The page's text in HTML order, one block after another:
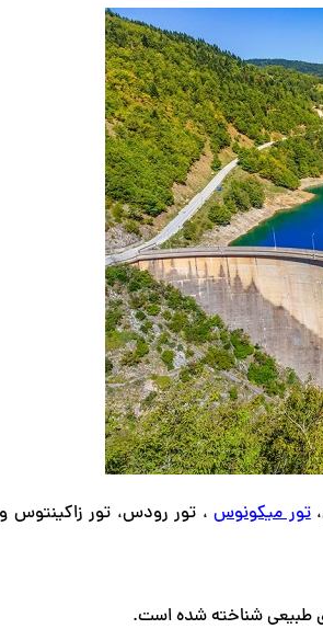
تور میکونوس، تور رودس، تور زاکینتوس
طبیعی شناخته شده است.